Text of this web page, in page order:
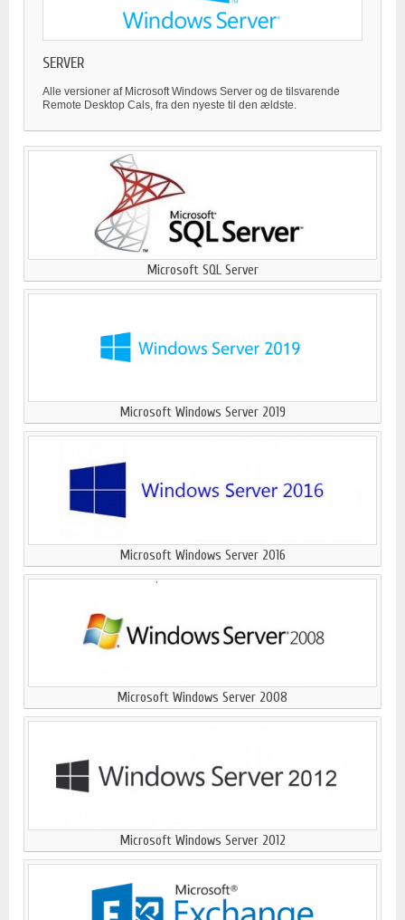
SERVER
Alle versioner af Microsoft Windows Server og de tilsvarende
Remote Desktop Cals, fra den nyeste til den ældste.
Microsoft SQL Server
Microsoft Windows Server 2019
Microsoft Windows Server 2016
Microsoft Windows Server 2008
Microsoft Windows Server 2012